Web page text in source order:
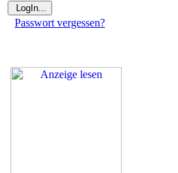
Passwort vergessen?